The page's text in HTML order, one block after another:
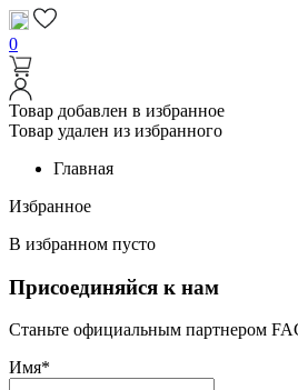
0
Товар добавлен в избранное
Товар удален из избранного
Главная
Избранное
В избранном пусто
Присоединяйся к нам
Станьте официальным партнером
Имя*